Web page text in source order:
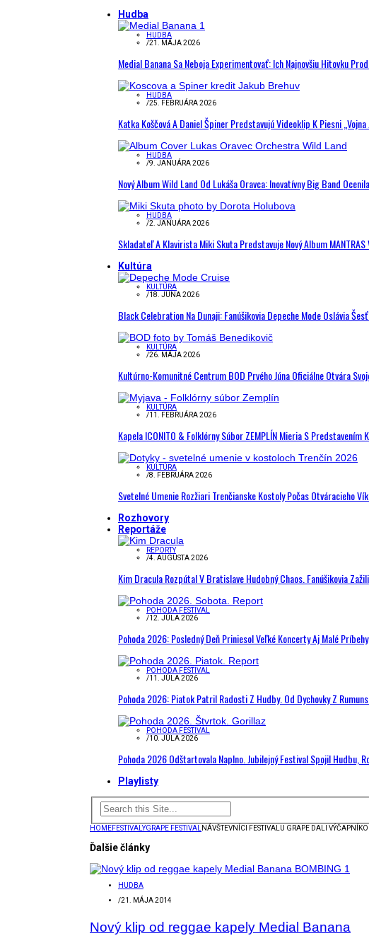
Hudba
HUDBA
/21. MÁJA 2026
Medial Banana Sa Neboja Experimentovať: Ich Najnovšiu Hitovku
HUDBA
/25. FEBRUÁRA 2026
Katka Koščová A Daniel Špiner Predstavujú Videoklip K Piesni
HUDBA
/9. JANUÁRA 2026
Nový Album Wild Land Od Lukáša Oravca: Inovatívny Big Band
HUDBA
/2. JANUÁRA 2026
Skladateľ A Klavirista Miki Skuta Predstavuje Nový Album
Kultúra
KULTÚRA
/18. JÚNA 2026
Black Celebration Na Dunaji: Fanúšikovia Depeche Mode Oslávia
KULTÚRA
/26. MÁJA 2026
Kultúrno-Komunitné Centrum BOD Prvého Júna Oficiálne Otvára
KULTÚRA
/11. FEBRUÁRA 2026
Kapela ICONITO & Folklórny Súbor ZEMPLÍN Mieria S Predstavením
KULTÚRA
/8. FEBRUÁRA 2026
Svetelné Umenie Rozžiari Trenčianske Kostoly Počas Otváracieho
Rozhovory
Reportáže
REPORTY
/4. AUGUSTA 2026
Kim Dracula Rozpútal V Bratislave Hudobný Chaos. Fanúšikovia
POHODA FESTIVAL
/12. JÚLA 2026
Pohoda 2026: Posledný Deň Priniesol Veľké Koncerty Aj Malé Príbehy
POHODA FESTIVAL
/11. JÚLA 2026
Pohoda 2026: Piatok Patril Radosti Z Hudby. Od Dychovky Z
POHODA FESTIVAL
/10. JÚLA 2026
Pohoda 2026 Odštartovala Naplno. Jubilejný Festival Spojil Hudbu,
Playlisty
HOMEFESTIVALYGRAPE FESTIVAL NÁVŠTEVNÍCI FESTIVALU GRAPE DALI
Ďalšie články
HUDBA
/21. MÁJA 2014
Nový klip od reggae kapely Medial Banana